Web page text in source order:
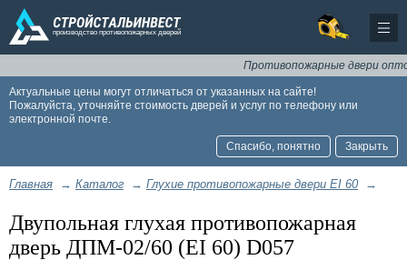
Противопожарные двери оптом и
Актуальные цены могут отличаться от указанных на сайте!
Пожалуйста, уточняйте стоимость дверей и услуг по телефону или
электронной почте.
Спасибо, понятно Закрыть
Главная → Каталог → Глухие противопожарные двери EI 60 →
Двупольная глухая противопожарная
дверь ДПМ-02/60 (EI 60) D057